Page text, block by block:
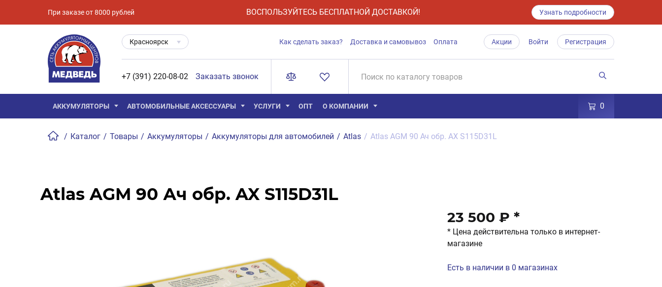
При заказе от 8000 рублей ВОСПОЛЬЗУЙТЕСЬ БЕСПЛАТНОЙ ДОСТАВКОЙ! Узнать подробности
Красноярск Как сделать заказ? Доставка и самовывоз Оплата Акции Войти Регистрация
+7 (391) 220-08-02 Заказать звонок
АККУМУЛЯТОРЫ АВТОМОБИЛЬНЫЕ АКСЕССУАРЫ УСЛУГИ ОПТ О КОМПАНИИ 0
/ Каталог / Товары / Аккумуляторы / Аккумуляторы для автомобилей / Atlas / Atlas AGM 90 Ач обр. AX S115D31L
Atlas AGM 90 Ач обр. AX S115D31L
23 500 ₽ *
* Цена действительна только в интернет-
магазине
Есть в наличии в 0 магазинах